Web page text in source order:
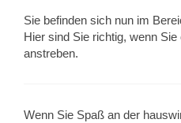
Sie befinden sich nun im
Hier sind Sie richtig, wenn
anstreben.
Wenn Sie Spaß an der